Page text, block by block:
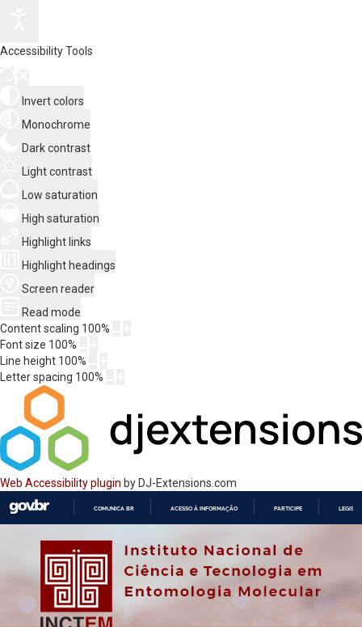
Accessibility Tools
Invert colors
Monochrome
Dark contrast
Light contrast
Low saturation
High saturation
Highlight links
Highlight headings
Screen reader
Read mode
Content scaling 100%
Font size 100%
Line height 100%
Letter spacing 100%
Web Accessibility plugin by DJ-Extensions.com
O
COMUNICA BR ACESSO À INFORMAÇÃO PARTICIPE